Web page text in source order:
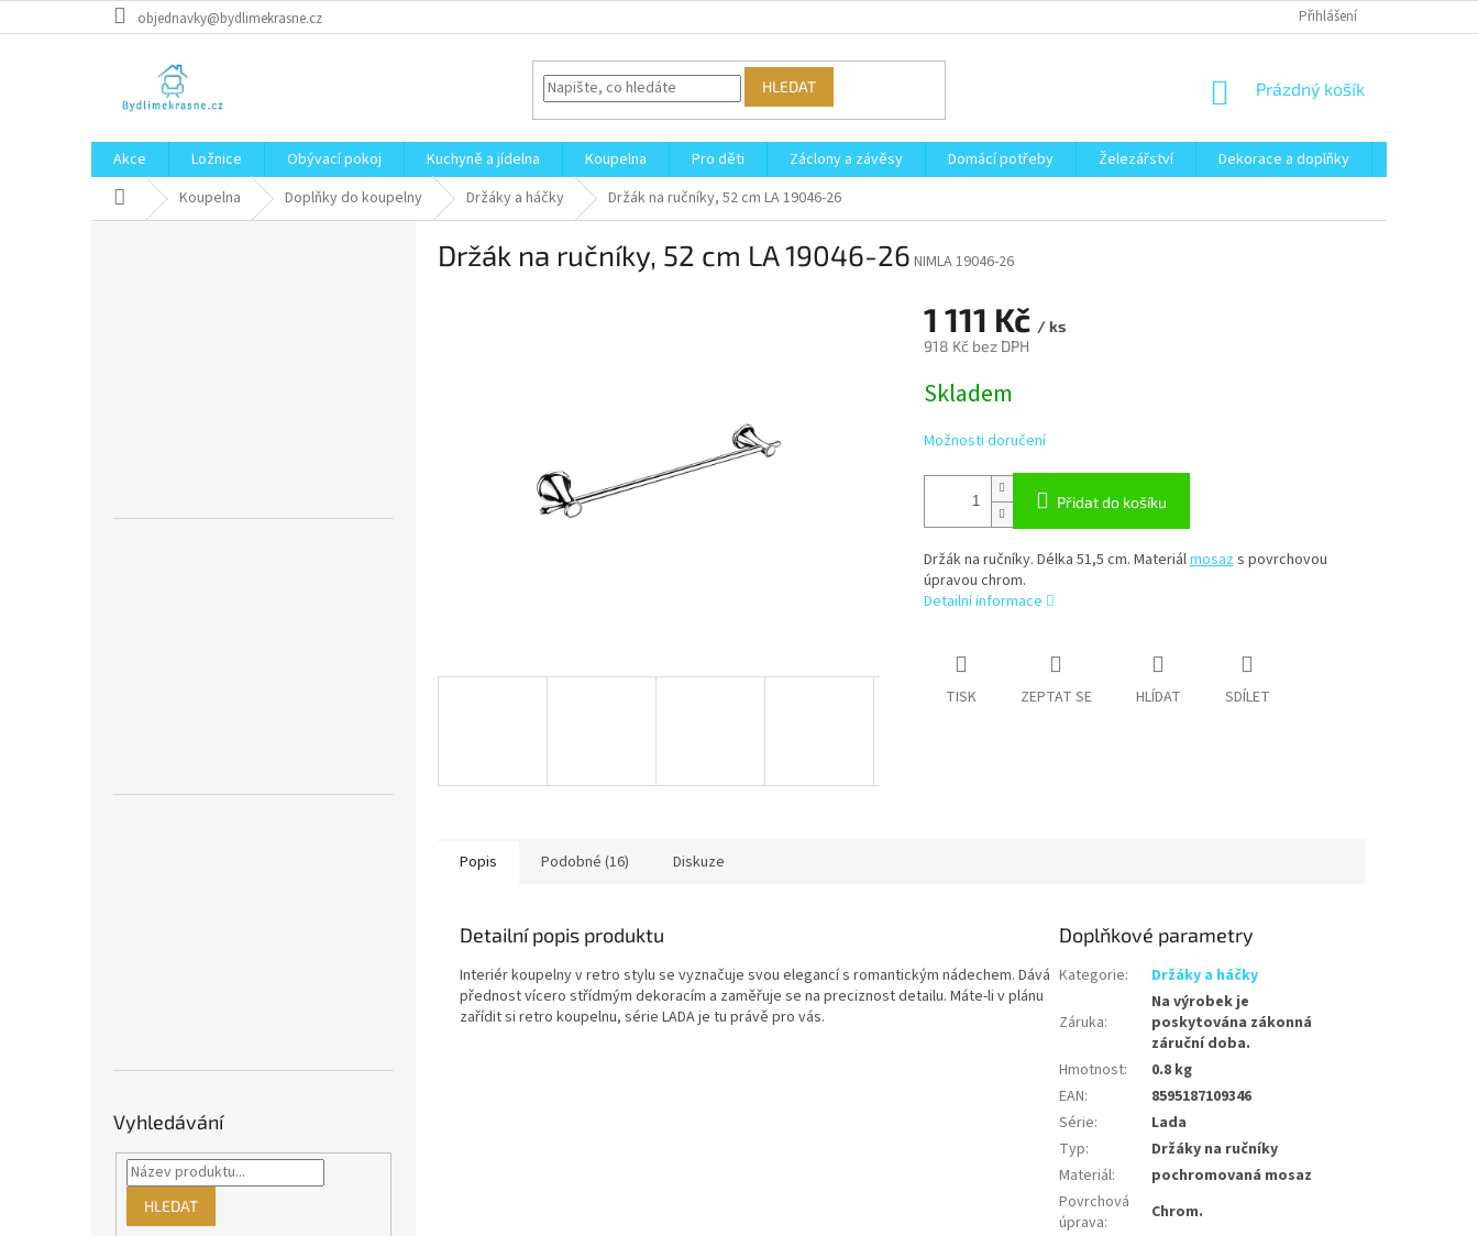
na
objednavky@bydlimekrasne.cz Přihlášení
HLEDAT
NÁKUPNÍ
Prázdný košík
Akce Ložnice Obývací pokoj Kuchyně a jídelna Koupelna Pro děti Záclony a závěsy Domácí potřeby Železářství Dekorace a doplňky
Domů Koupelna Doplňky do koupelny Držáky a háčky Držák na ručníky, 52 cm LA 19046-26
Vyhledávání
HLEDAT
Držák na ručníky, 52 cm LA 19046-26 NIMLA 19046-26
1 111 Kč / ks
918 Kč bez DPH
cena:
Skladem
Možnosti doručení
Přidat do košíku
Držák na ručníky. Délka 51,5 cm. Materiálmosazs povrchovou
úpravou chrom.
Detailní informace
TISK ZEPTAT SE HLÍDAT SDÍLET
Popis Podobné (16) Diskuze
Detailní popis produktu
Interiér koupelny v retro stylu se vyznačuje svou elegancí s romantickým nádechem. Dává
přednost vícero střídmým dekoracím a zaměřuje se na preciznost detailu. Máte-li v plánu
zařídit si retro koupelnu, série LADA je tu právě pro vás.
Doplňkové parametry
Kategorie: Držáky a háčky
Záruka:
Na výrobek je
poskytována zákonná
záruční doba.
Hmotnost:
0.8 kg
EAN:
8595187109346
Série:
Lada
Typ:
Držáky na ručníky
Materiál:
pochromovaná mosaz
Povrchová
úprava: Chrom.